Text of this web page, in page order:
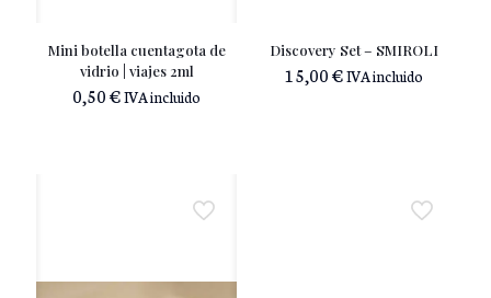
Mini botella cuentagota de
vidrio | viajes 2ml
0,50€IVA incluido
Discovery Set – SMIROLI
15,00€IVA incluido